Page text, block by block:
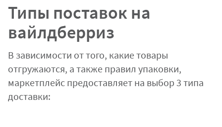
Типы поставок на
вайлдберриз
В зависимости от того, какие товары
отгружаются, а также правил упаковки,
маркетплейс предоставляет на выбор 3 типа
доставки: